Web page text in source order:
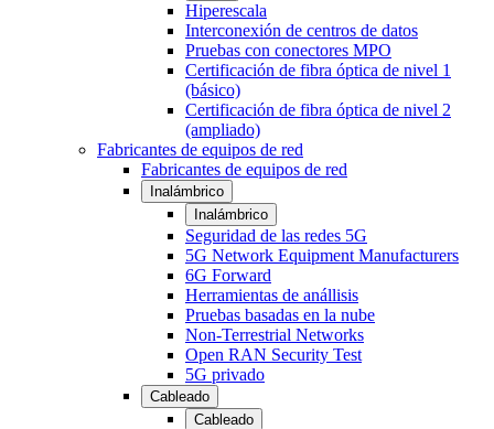
Hiperescala
Interconexión de centros de datos
Pruebas con conectores MPO
Certificación de fibra óptica de nivel 1
(básico)
Certificación de fibra óptica de nivel 2
(ampliado)
Fabricantes de equipos de red
Fabricantes de equipos de red
Inalámbrico
Inalámbrico
Seguridad de las redes 5G
5G Network Equipment Manufacturers
6G Forward
Herramientas de anállisis
Pruebas basadas en la nube
Non-Terrestrial Networks
Open RAN Security Test
5G privado
Cableado
Cableado